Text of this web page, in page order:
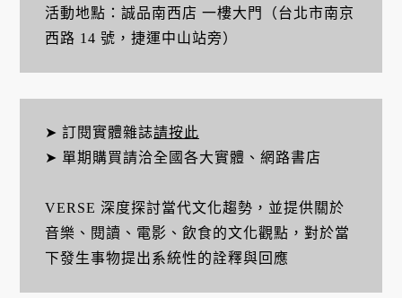
活動地點：誠品南西店 一樓大門（台北市南京
西路 14 號，捷運中山站旁）
➤ 訂閱實體雜誌請按此
➤ 單期購買請洽全國各大實體、網路書店
VERSE 深度探討當代文化趨勢，並提供關於
音樂、閱讀、電影、飲食的文化觀點，對於當
下發生事物提出系統性的詮釋與回應